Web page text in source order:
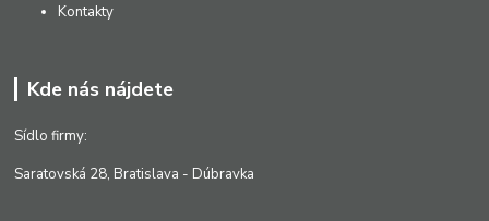
Kontakty
Kde nás nájdete
Sídlo firmy:
Saratovská 28, Bratislava - Dúbravka